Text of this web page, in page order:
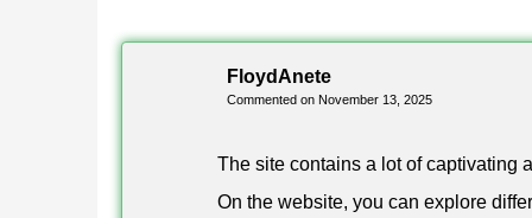
New Bedwars
Тематическая карта с четырьмя разными
Каждая локация предлагает уникальную
FloydAnete
Commented on November 13, 2025
The site contains a lot of captivating
On the website, you can explore